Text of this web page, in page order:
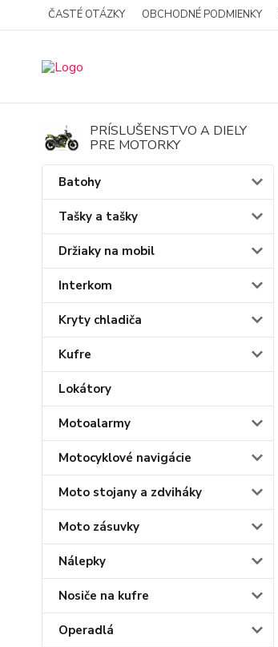
ČASTÉ OTÁZKY OBCHODNÉ PODMIENKY
PRÍSLUŠENSTVO A DIELY
PRE MOTORKY
Batohy
Tašky a tašky
Držiaky na mobil
Interkom
Kryty chladiča
Kufre
Lokátory
Motoalarmy
Motocyklové navigácie
Moto stojany a zdviháky
Moto zásuvky
Nálepky
Nosiče na kufre
Operadlá